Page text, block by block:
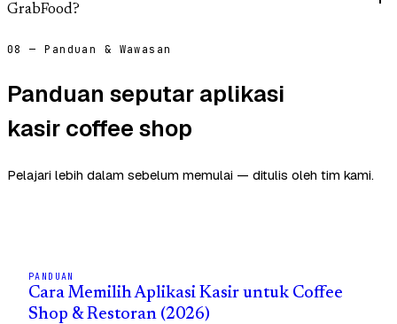
GrabFood?
08 — Panduan & Wawasan
Panduan seputar aplikasi
kasir coffee shop
Pelajari lebih dalam sebelum memulai — ditulis oleh tim kami.
PANDUAN
Cara Memilih Aplikasi Kasir untuk Coffee
Shop & Restoran (2026)